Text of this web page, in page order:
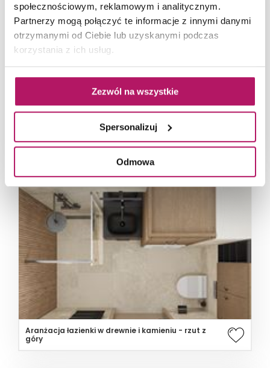
społecznościowym, reklamowym i analitycznym.
Partnerzy mogą połączyć te informacje z innymi danymi
otrzymanymi od Ciebie lub uzyskanymi podczas
korzystania z ich usług.
Zezwól na wszystkie
Spersonalizuj
Odmowa
Szary beton i czarno-białe dekory w łazience z
kabiną wnękową
Aranżacja łazienki w drewnie i kamieniu - rzut z
góry